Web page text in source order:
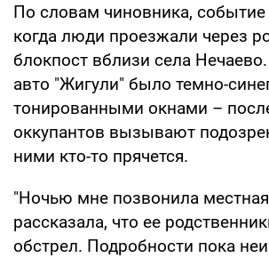
По словам чиновника,
когда люди проезжали через
блокпост вблизи села
авто "Жигули" было темно-
тонированными окнами –
оккупантов вызывают
ними кто-то прячется.
"Ночью мне позвонила
рассказала, что ее
обстрел. Подробности пока